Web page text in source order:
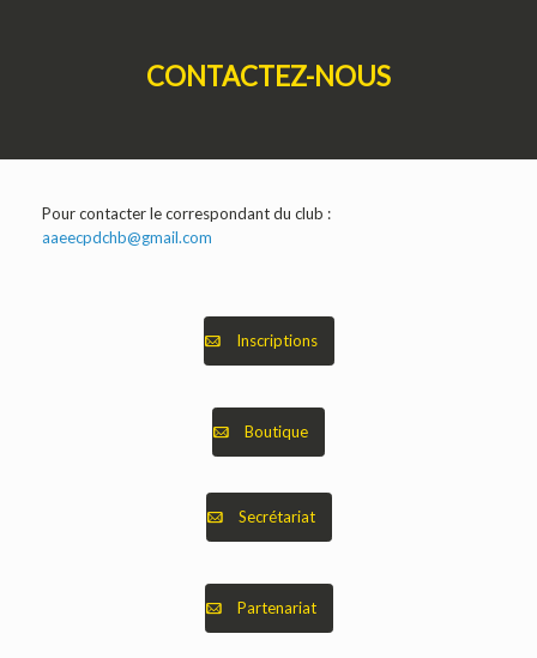
CONTACTEZ-NOUS
Pour contacter le correspondant du club :
aaeecpdchb@gmail.com
Inscriptions
Boutique
Secrétariat
Partenariat